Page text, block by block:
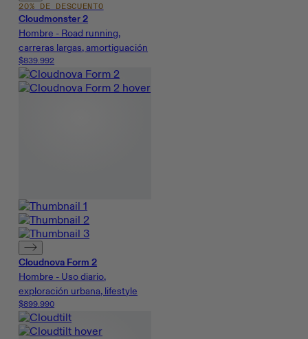
20% DE DESCUENTO
Cloudmonster 2
Hombre - Road running,
carreras largas, amortiguación
$839.992
Cloudnova Form 2
Hombre - Uso diario,
exploración urbana, lifestyle
$899.990